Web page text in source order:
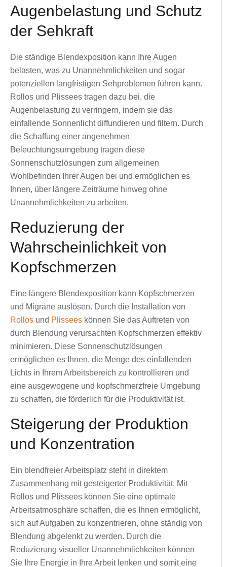
Augenbelastung und Schutz
der Sehkraft
Die ständige Blendexposition kann Ihre Augen
belasten, was zu Unannehmlichkeiten und sogar
potenziellen langfristigen Sehproblemen führen kann.
Rollos und Plissees tragen dazu bei, die
Augenbelastung zu verringern, indem sie das
einfallende Sonnenlicht diffundieren und filtern. Durch
die Schaffung einer angenehmen
Beleuchtungsumgebung tragen diese
Sonnenschutzlösungen zum allgemeinen
Wohlbefinden Ihrer Augen bei und ermöglichen es
Ihnen, über längere Zeiträume hinweg ohne
Unannehmlichkeiten zu arbeiten.
Reduzierung der
Wahrscheinlichkeit von
Kopfschmerzen
Eine längere Blendexposition kann Kopfschmerzen
und Migräne auslösen. Durch die Installation von
Rollos und Plissees können Sie das Auftreten von
durch Blendung verursachten Kopfschmerzen effektiv
minimieren. Diese Sonnenschutzlösungen
ermöglichen es Ihnen, die Menge des einfallenden
Lichts in Ihrem Arbeitsbereich zu kontrollieren und
eine ausgewogene und kopfschmerzfreie Umgebung
zu schaffen, die förderlich für die Produktivität ist.
Steigerung der Produktion
und Konzentration
Ein blendfreier Arbeitsplatz steht in direktem
Zusammenhang mit gesteigerter Produktivität. Mit
Rollos und Plissees können Sie eine optimale
Arbeitsatmosphäre schaffen, die es Ihnen ermöglicht,
sich auf Aufgaben zu konzentrieren, ohne ständig von
Blendung abgelenkt zu werden. Durch die
Reduzierung visueller Unannehmlichkeiten können
Sie Ihre Energie in Ihre Arbeit lenken und somit eine